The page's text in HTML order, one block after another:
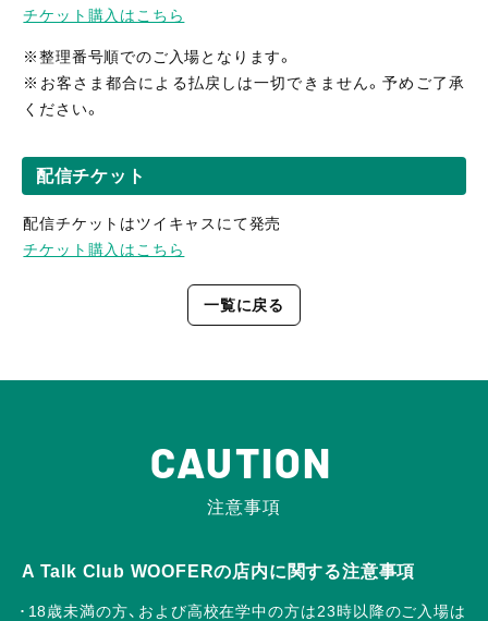
チケット購入はこちら
※整理番号順でのご入場となります。
※お客さま都合による払戻しは一切できません。予めご了承
ください。
配信チケット
配信チケットはツイキャスにて発売
チケット購入はこちら
一覧に戻る
CAUTION
注意事項
A Talk Club WOOFERの店内に関する注意事項
18歳未満の方、および高校在学中の方は23時以降のご入場は